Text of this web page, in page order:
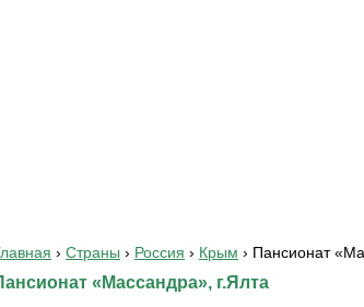
› Страны › Россия › Крым › Пансионат
«Массандра», г.Ялта